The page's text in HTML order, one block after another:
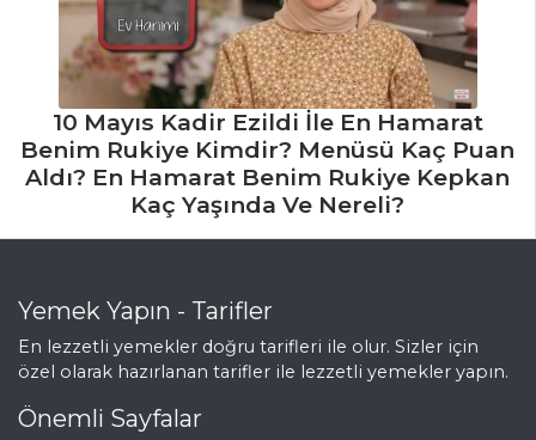
10 Mayıs Kadir Ezildi İle En Hamarat
Benim Rukiye Kimdir? Menüsü Kaç Puan
Aldı? En Hamarat Benim Rukiye Kepkan
Kaç Yaşında Ve Nereli?
Yemek Yapın - Tarifler
En lezzetli yemekler doğru tarifleri ile olur. Sizler için
özel olarak hazırlanan tarifler ile lezzetli yemekler yapın.
Önemli Sayfalar